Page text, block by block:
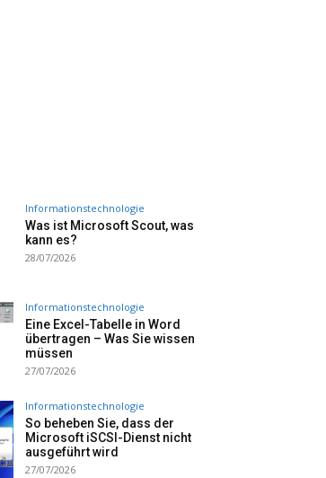
Informationstechnologie
Was ist Microsoft Scout, was
kann es?
28/07/2026
Informationstechnologie
Eine Excel-Tabelle in Word
übertragen – Was Sie wissen
müssen
27/07/2026
Informationstechnologie
So beheben Sie, dass der
Microsoft iSCSI-Dienst nicht
ausgeführt wird
27/07/2026